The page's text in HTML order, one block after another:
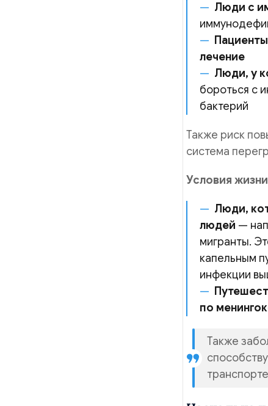
Люди с
лечение
Люди, у
бороться с
бактерий
Также риск
система
Условия
Люди,
людей —
мигранты.
капельным
инфекции
по
Также